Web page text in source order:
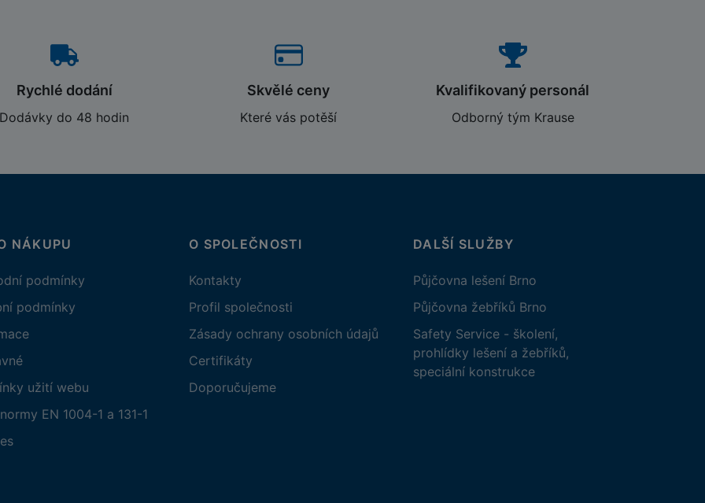
Rychlé dodání
Dodávky do 48 hodin
Skvělé ceny
Které vás potěší
Kvalifikovaný personál
Odborný tým Krause
NÁKUPU
podmínky
podmínky
užití webu
EN 1004-1 a 131-1
O SPOLEČNOSTI
Kontakty
Profil společnosti
Zásady ochrany osobních údajů
Certifikáty
Doporučujeme
DALŠÍ SLUŽBY
Půjčovna lešení Brno
Půjčovna žebříků Brno
Safety Service - školení,
prohlídky lešení a žebříků,
speciální konstrukce